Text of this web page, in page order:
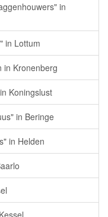
in
in Lottum
in Kronenberg
Koningslust
in Beringe
in Helden